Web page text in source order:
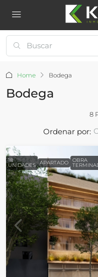
Home Bodega
Bodega
8
Ordenar por:
18
UNIDADES APARTADO OBRA